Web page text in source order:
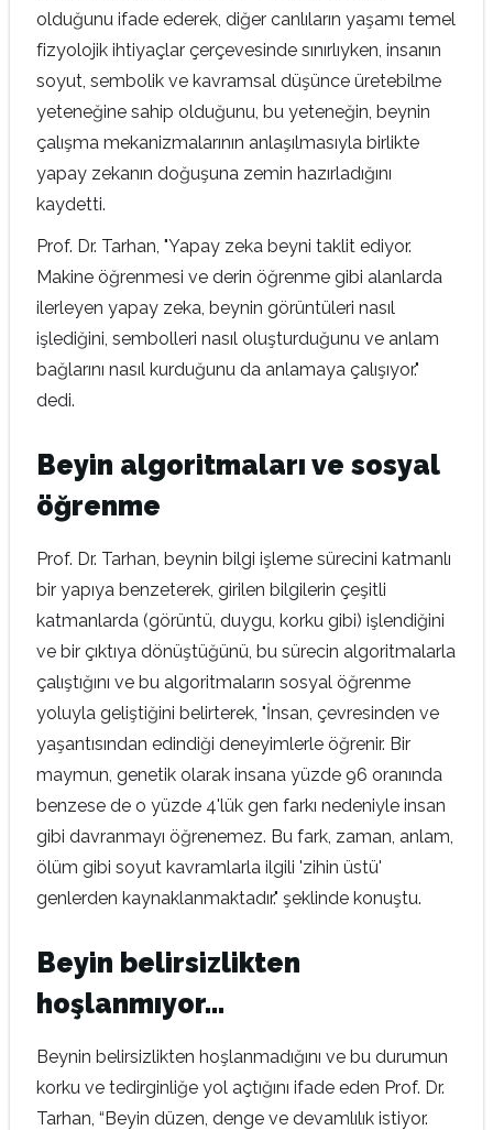
olduğunu ifade ederek, diğer canlıların yaşamı temel
fizyolojik ihtiyaçlar çerçevesinde sınırlıyken, insanın
soyut, sembolik ve kavramsal düşünce üretebilme
yeteneğine sahip olduğunu, bu yeteneğin, beynin
çalışma mekanizmalarının anlaşılmasıyla birlikte
yapay zekanın doğuşuna zemin hazırladığını
kaydetti.
Prof. Dr. Tarhan, "Yapay zeka beyni taklit ediyor.
Makine öğrenmesi ve derin öğrenme gibi alanlarda
ilerleyen yapay zeka, beynin görüntüleri nasıl
işlediğini, sembolleri nasıl oluşturduğunu ve anlam
bağlarını nasıl kurduğunu da anlamaya çalışıyor."
dedi.
Beyin algoritmaları ve sosyal
öğrenme
Prof. Dr. Tarhan, beynin bilgi işleme sürecini katmanlı
bir yapıya benzeterek, girilen bilgilerin çeşitli
katmanlarda (görüntü, duygu, korku gibi) işlendiğini
ve bir çıktıya dönüştüğünü, bu sürecin algoritmalarla
çalıştığını ve bu algoritmaların sosyal öğrenme
yoluyla geliştiğini belirterek, "İnsan, çevresinden ve
yaşantısından edindiği deneyimlerle öğrenir. Bir
maymun, genetik olarak insana yüzde 96 oranında
benzese de o yüzde 4'lük gen farkı nedeniyle insan
gibi davranmayı öğrenemez. Bu fark, zaman, anlam,
ölüm gibi soyut kavramlarla ilgili 'zihin üstü'
genlerden kaynaklanmaktadır." şeklinde konuştu.
Beyin belirsizlikten
hoşlanmıyor…
Beynin belirsizlikten hoşlanmadığını ve bu durumun
korku ve tedirginliğe yol açtığını ifade eden Prof. Dr.
Tarhan, “Beyin düzen, denge ve devamlılık istiyor.